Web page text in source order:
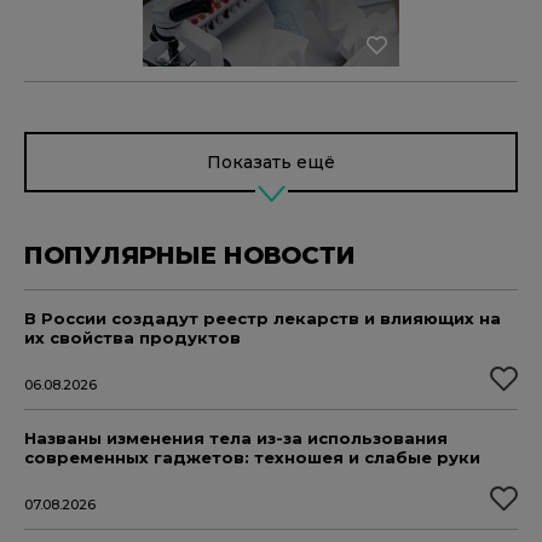
Показать ещё
ПОПУЛЯРНЫЕ НОВОСТИ
В России создадут реестр лекарств и влияющих на
их свойства продуктов
06.08.2026
Названы изменения тела из-за использования
современных гаджетов: техношея и слабые руки
07.08.2026